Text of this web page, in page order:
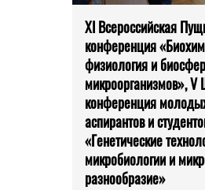
XI Всероссийская
конференция
физиология и
микроорганизмов»,
конференция
аспирантов и
«Генетические
микробиологии и
разнообразие»